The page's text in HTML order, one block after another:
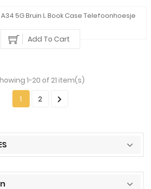
5G Bruin L Book Case Telefoonhoesje
Add To Cart
1-20 of 21 item(s)
1
2 